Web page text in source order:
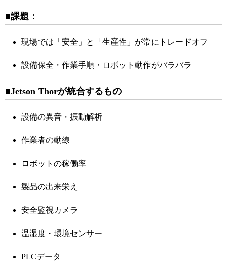
■課題：
現場では「安全」と「生産性」が常にトレードオフ
設備保全・作業手順・ロボット動作がバラバラ
■Jetson Thorが統合するもの
設備の異音・振動解析
作業者の動線
ロボットの稼働率
製品の出来栄え
安全監視カメラ
温湿度・環境センサー
PLCデータ